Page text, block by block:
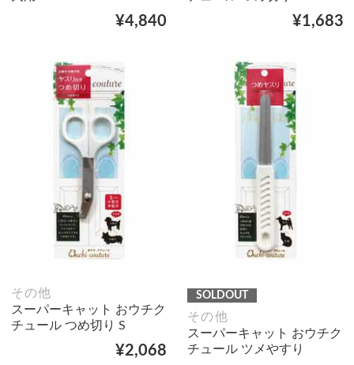
¥4,840 ¥1,683
その他
スーパーキャット おウチク
チュール つめ切り S
¥2,068
SOLDOUT
その他
スーパーキャット おウチク
チュール ツメやすり